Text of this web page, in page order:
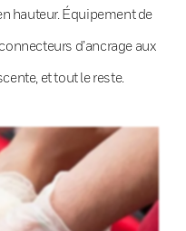
hauteur. Équipement de
d’ancrage aux
et tout le reste.